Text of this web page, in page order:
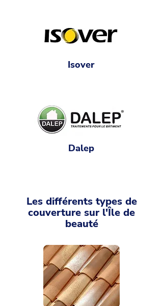
Isover
Dalep
Les différents types de
couverture sur l'Île de
beauté